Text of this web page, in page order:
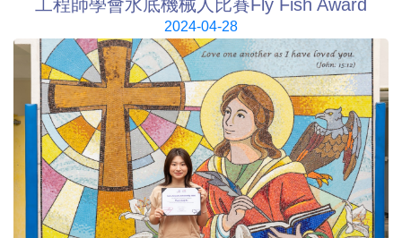
工程師學會水底機械人比賽Fly Fish Award
2024-04-28